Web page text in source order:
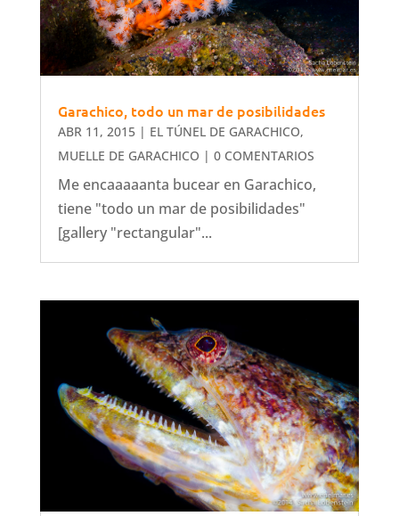
Garachico, todo un mar de posibilidades
ABR 11, 2015| EL TÚNEL DE GARACHICO,
MUELLE DE GARACHICO | 0 COMENTARIOS
Me encaaaaanta bucear en Garachico,
tiene "todo un mar de posibilidades"
[gallery "rectangular"...